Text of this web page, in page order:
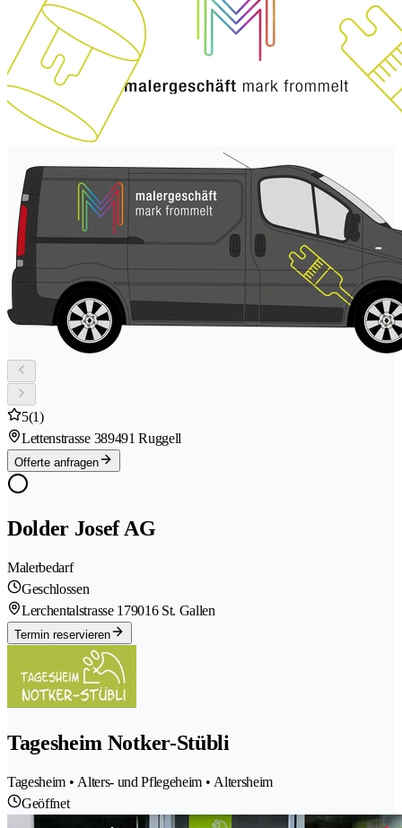
5(1)
Lettenstrasse 389491 Ruggell
Offerte anfragen
Dolder Josef AG
Malerbedarf
Geschlossen
Lerchentalstrasse 179016 St. Gallen
Termin reservieren
Tagesheim Notker-Stübli
Tagesheim • Alters- und Pflegeheim • Altersheim
Geöffnet